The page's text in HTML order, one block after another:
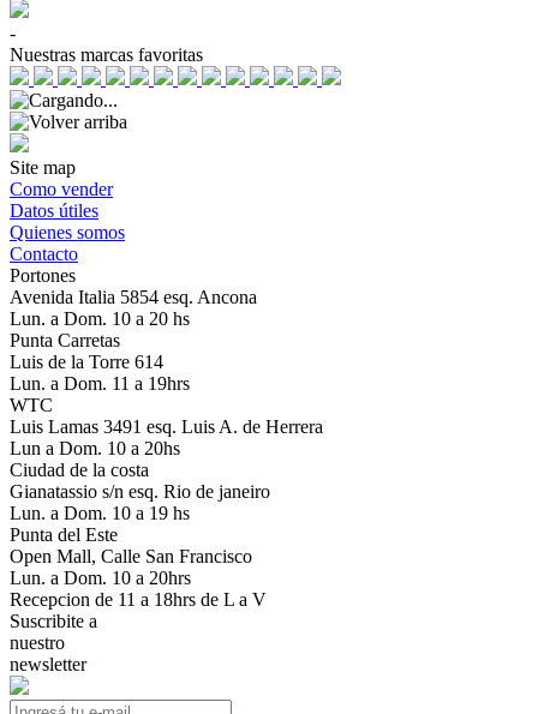
-
Nuestras marcas favoritas
Site map
Como vender
Datos útiles
Quienes somos
Contacto
Portones
Avenida Italia 5854 esq. Ancona
Lun. a Dom. 10 a 20 hs
Punta Carretas
Luis de la Torre 614
Lun. a Dom. 11 a 19hrs
WTC
Luis Lamas 3491 esq. Luis A. de Herrera
Lun a Dom. 10 a 20hs
Ciudad de la costa
Gianatassio s/n esq. Rio de janeiro
Lun. a Dom. 10 a 19 hs
Punta del Este
Open Mall, Calle San Francisco
Lun. a Dom. 10 a 20hrs
Recepcion de 11 a 18hrs de L a V
Suscribite a
nuestro
newsletter